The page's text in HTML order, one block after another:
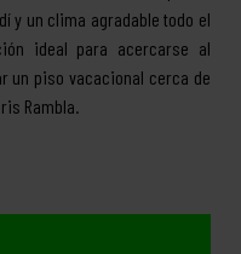
y un clima agradable todo el
ideal para acercarse al
un piso vacacional cerca de
Rambla.